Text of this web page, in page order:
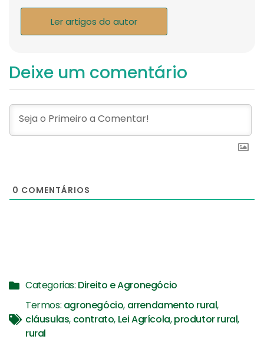
Ler artigos do autor
Deixe um comentário
0 COMENTÁRIOS
Categorias: Direito e Agronegócio
Termos: agronegócio, arrendamento rural,
cláusulas, contrato, Lei Agrícola,produtor rural,
rural